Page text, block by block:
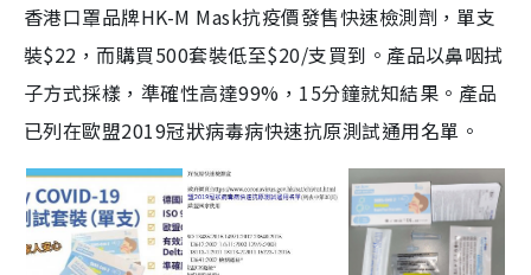
香港口罩品牌HK-M Mask抗疫價發售快速檢測劑，單支
裝$22，而購買500套裝低至$20/支買到。產品以鼻咽拭
子方式採樣，準確性高達99%，15分鐘就知結果。產品
已列在歐盟2019冠狀病毒病快速抗原測試通用名單。